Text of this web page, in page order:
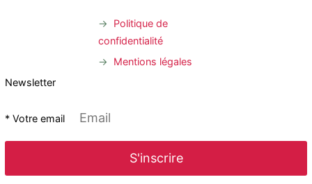
Politique de
confidentialité
Mentions légales
Newsletter
* Votre email